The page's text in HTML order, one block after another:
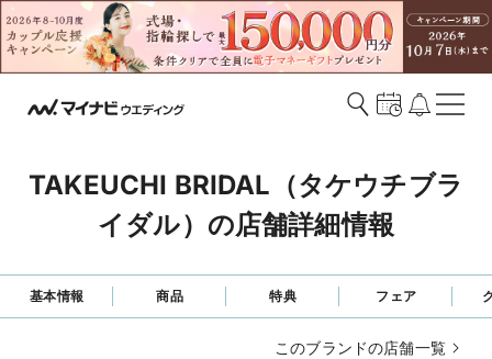
TAKEUCHI BRIDAL（タケウチブラ
イダル）の店舗詳細情報
基本情報 商品 特典 フェア
このブランドの店舗一覧